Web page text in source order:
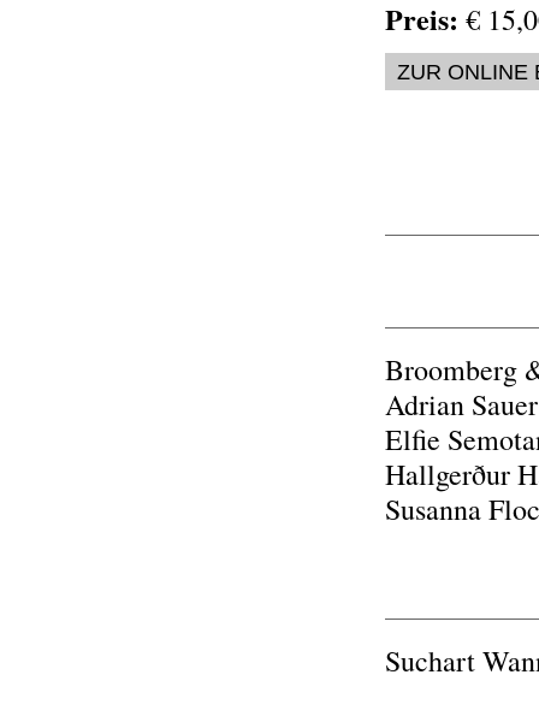
Preis: €
ZUR ONLINE
Broomberg
Adrian
Elfie
Hallgerður
Susanna
Suchart